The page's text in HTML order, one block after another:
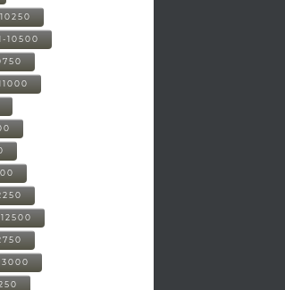
10500